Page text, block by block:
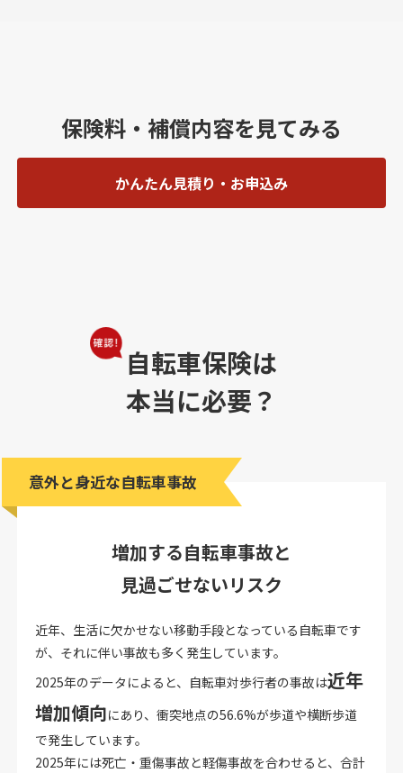
保険料・補償内容を見てみる
かんたん見積り・お申込み
自転車保険は
本当に必要？
意外と身近な自転車事故
増加する自転車事故と
見過ごせないリスク
近年、生活に欠かせない移動手段となっている自転車です
が、それに伴い事故も多く発生しています。
2025年のデータによると、自転車対歩行者の事故は近年
増加傾向にあり、衝突地点の56.6%が歩道や横断歩道
で発生しています。
2025年には死亡・重傷事故と軽傷事故を合わせると、合計